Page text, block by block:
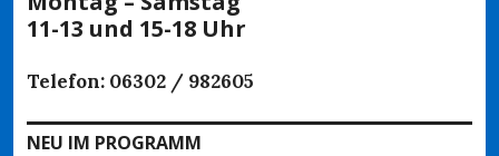
11-13 und 15-18 Uhr
Telefon: 06302 / 982605
NEU IM PROGRAMM